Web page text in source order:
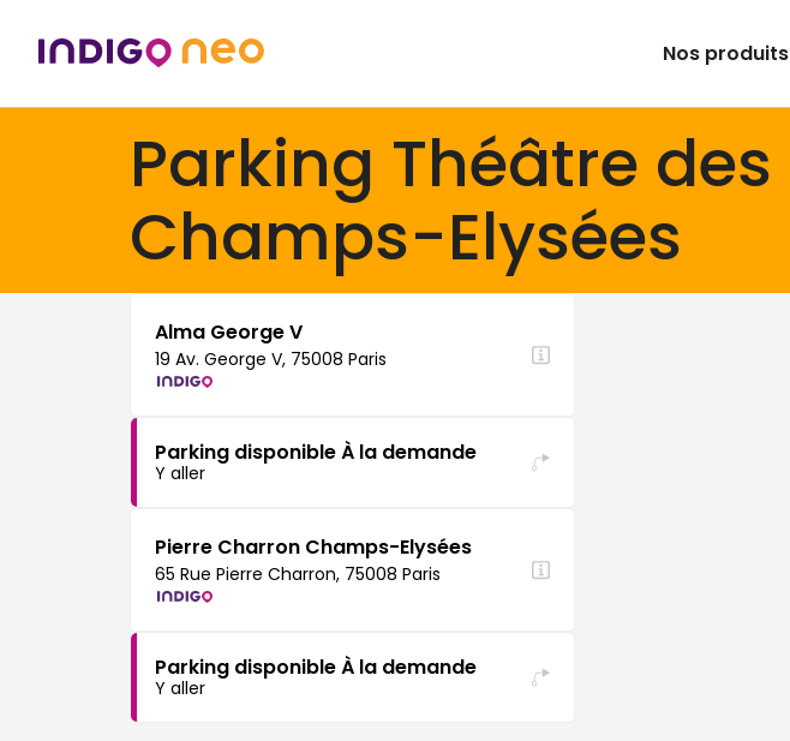
Nos produits
Parking Théâtre des
Champs-Elysées
Alma George V
19 Av. George V, 75008 Paris
Parking disponible À la demande
Y aller
Pierre Charron Champs-Elysées
65 Rue Pierre Charron, 75008 Paris
Parking disponible À la demande
Y aller